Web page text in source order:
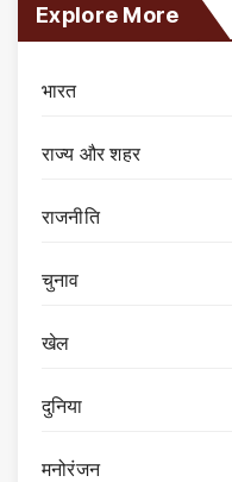
Explore More
भारत
राज्य और शहर
राजनीति
चुनाव
खेल
दुनिया
मनोरंजन